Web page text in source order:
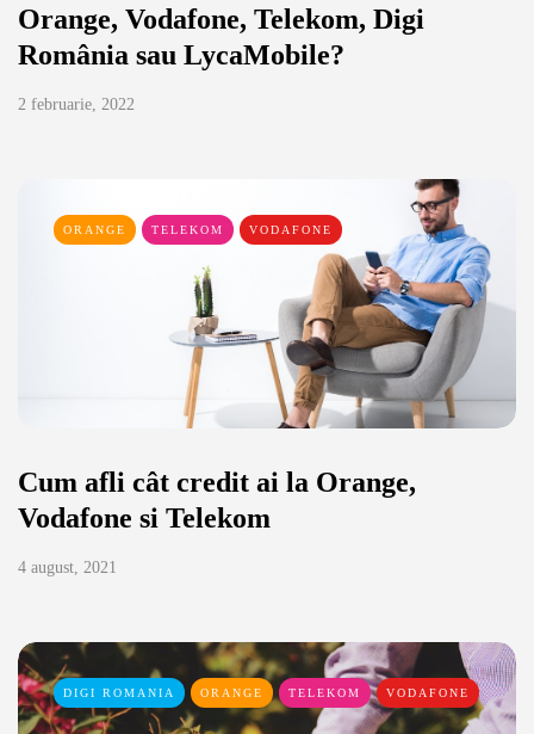
Orange, Vodafone, Telekom, Digi
România sau LycaMobile?
2 februarie, 2022
ORANGE TELEKOM VODAFONE
Cum afli cât credit ai la Orange,
Vodafone si Telekom
4 august, 2021
DIGI ROMANIA ORANGE TELEKOM VODAFONE